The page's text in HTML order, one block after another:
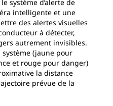
système d’alerte de
intelligente et une
des alertes visuelles
à détecter,
autrement invisibles.
système (jaune pour
et rouge pour danger)
la distance
prévue de la